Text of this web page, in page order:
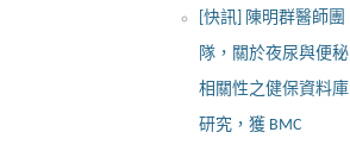
[快訊] 陳明群醫師團
隊，關於夜尿與便秘
相關性之健保資料庫
研究，獲 BMC